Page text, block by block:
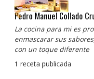
Pedro Manuel Collado
La cocina para mi es
enmascarar sus
con un toque diferente
1 receta publicada